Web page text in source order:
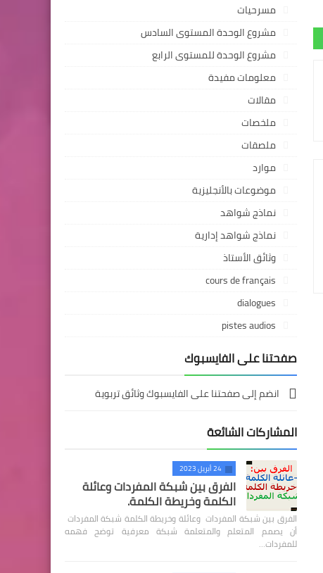
مسرحيات
مشروع الوحدة المستوى السادس
مشروع الوحدة للمستوى الرابع
معلومات مفيدة
مقالات
ملخصات
ملصقات
موارد
موضوعات بالأنجليزية
نماذج شواهد
نماذج شواهد إدارية
وثائق الأستاذ
cours de français
dialogues
pistes audios
صفحتنا على الفايسبوك
انضم إلى صفحتنا على الفايسبوك وثائق تربوية
المشاركات الشائعة
24 أبريل 2023
الفرق بين شبكة المفردات وعائلة
الكلمة وخريطة الكلمة.
الفرق بين شبكة المفردات وعائلة وخريطة الكلمة شبكة المفردات
أن يصمم المتعلم والمتعلمة شبكة معرفية توضح فهمه
للمفردات…